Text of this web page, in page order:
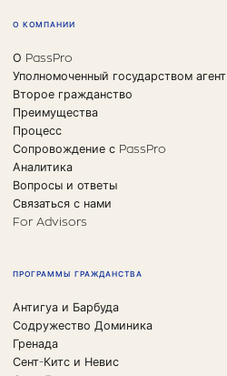
О КОМПАНИИ
О PassPro
Уполномоченный государством агент
Второе гражданство
Преимущества
Процесс
Сопровождение с PassPro
Аналитика
Вопросы и ответы
Связаться с нами
For Advisors
ПРОГРАММЫ ГРАЖДАНСТВА
Антигуа и Барбуда
Содружество Доминика
Гренада
Сент-Китс и Невис